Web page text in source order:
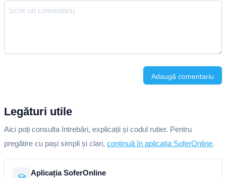
Adaugă comentariu
Legături utile
Aici poți consulta întrebări, explicații și codul rutier. Pentru
pregătire cu pași simpli și clari, continuă în aplicația SoferOnline.
Aplicația SoferOnline